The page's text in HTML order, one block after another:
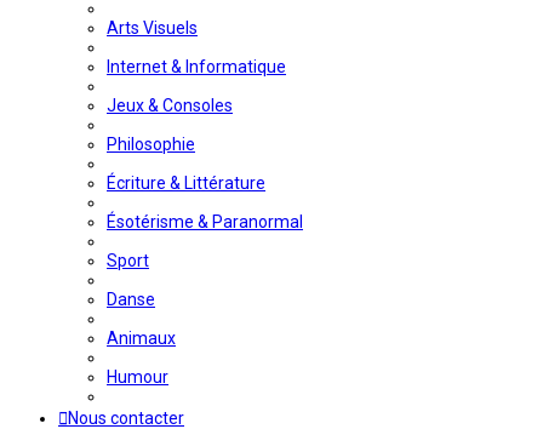
Arts Visuels
Internet & Informatique
Jeux & Consoles
Philosophie
Écriture & Littérature
Ésotérisme & Paranormal
Sport
Danse
Animaux
Humour
Nous contacter